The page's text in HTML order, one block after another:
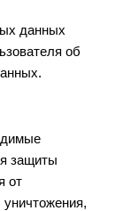
данных
об
защиты
от
уничтожения,